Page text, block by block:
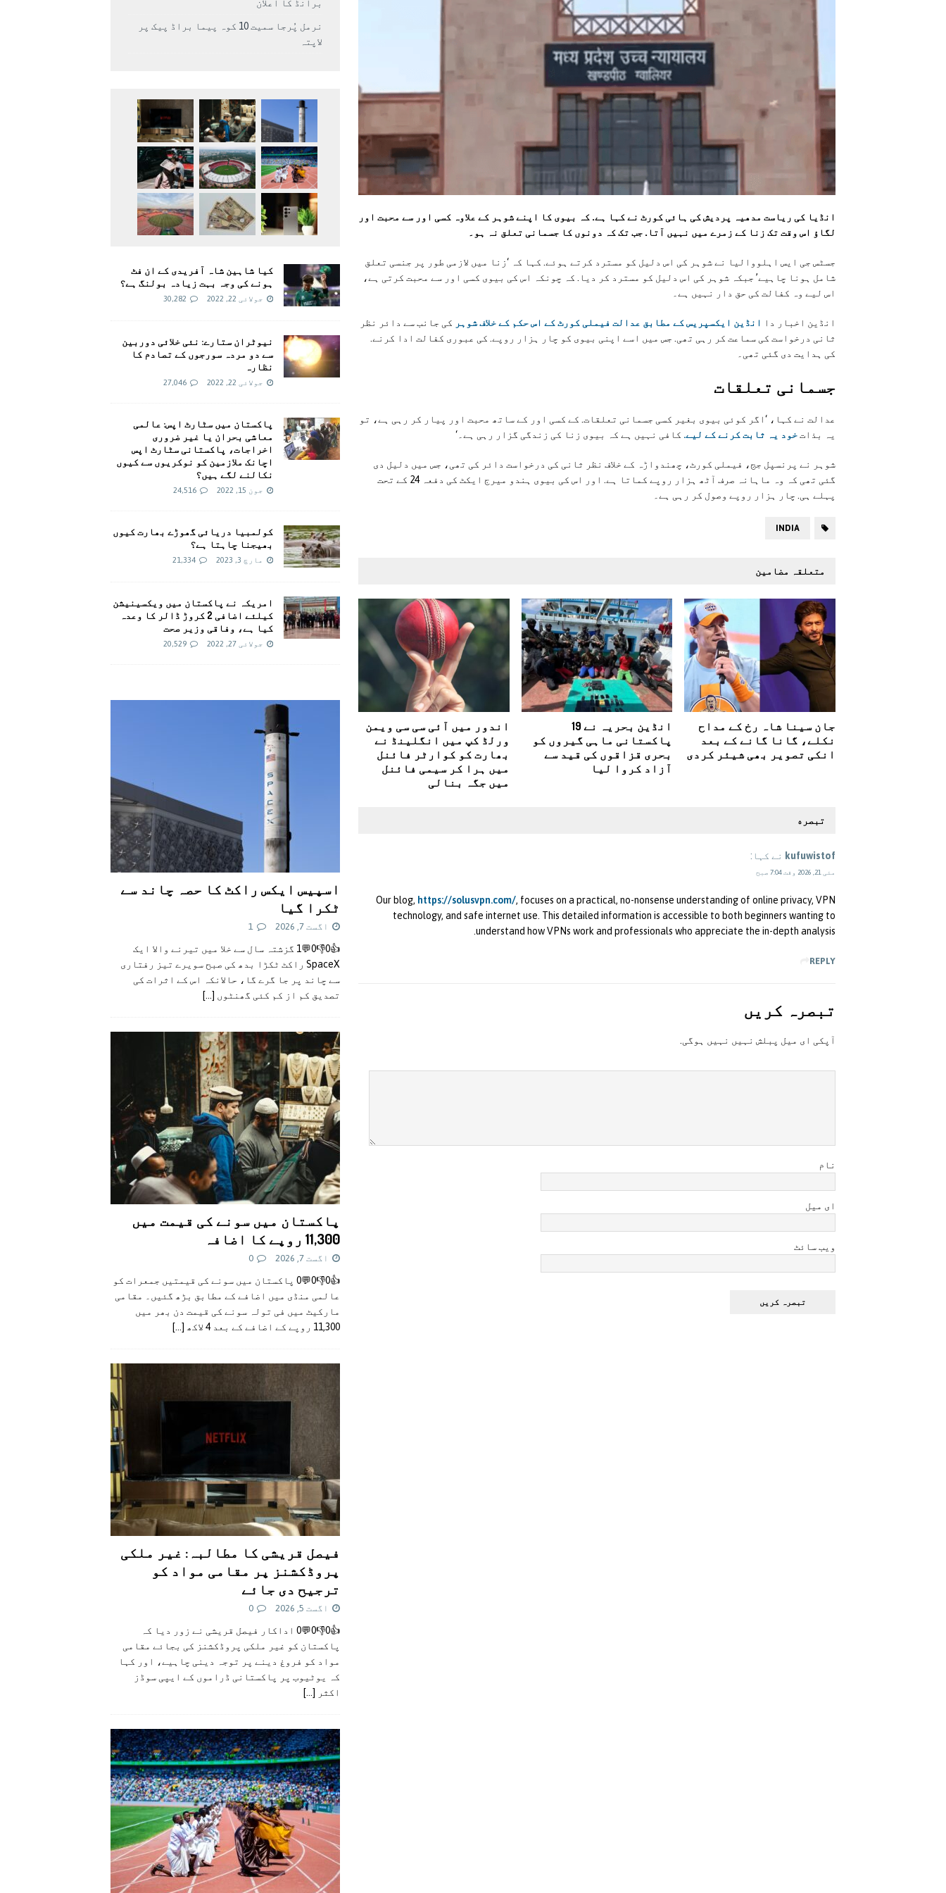
انڈیا کی ریاست مدھیہ پردیش کی ہائی کورٹ نے کہا ہے. کہ بیوی کا اپنے شوہر کے علاوہ کسی اور سے محبت اور
لگاؤ اس وقت تک زنا کے زمرے میں نہیں آتا. جب تک کہ دونوں کا جسمانی تعلق نہ ہو۔
جسٹس جی ایس اہلووالیا نے شوہر کی اس دلیل کو مسترد کرتے ہوئے. کہا کہ ‘زنا میں لازمی طور پر جنسی تعلق
شامل ہونا چاہیے’ جبکہ شوہر کی اس دلیل کو مسترد کر دیا. کہ چونکہ اس کی بیوی کسی اور سے محبت کرتی ہے،
اس لیے وہ کفالت کی حق دار نہیں ہے۔
انڈین اخبار دا انڈین ایکسپریس کے مطابق عدالت فیملی کورٹ کے اس حکم کے خلاف شوہر کی جانب سے دائر نظر
ثانی درخواست کی سماعت کر رہی تھی. جس میں اسے اپنی بیوی کو چار ہزار روپے. کی عبوری کفالت ادا کرنے.
کی ہدایت دی گئی تھی۔
جسمانی تعلقات
عدالت نے کہا، ‘اگر کوئی بیوی بغیر کسی جسمانی تعلقات. کے کسی اور کے ساتھ محبت اور پیار کر رہی ہے، تو
یہ بذاتخود یہ ثابت کرنے کے لیے. کافی نہیں ہے کہ بیوی زنا کی زندگی گزار رہی ہے۔‘
شوہر نے پرنسپل جج، فیملی کورٹ، چھندواڑہ کے خلاف نظر ثانی کی درخواست دائر کی تھی، جس میں دلیل دی
گئی تھی کہ وہ ماہانہ صرف آٹھ ہزار روپے کماتا ہے. اور اس کی بیوی ہندو میرج ایکٹ کی دفعہ 24 کے تحت
پہلے ہی. چار ہزار روپے وصول کر رہی ہے۔
INDIA
متعلقہ مضامین
جان سینا شاہ رخ کے مداح
نکلے، گانا گانے کے بعد
انکی تصویر بھی شیئر کردی
انڈین بحریہ نے 19
پاکستانی ماہی گیروں کو
بحری قزاقوں کی قید سے
آزاد کروا لیا
اندور میں آئی سی سی ویمن
ورلڈ کپ میں انگلینڈ نے
بھارت کو کوارٹر فائنل
میں ہرا کر سیمی فائنل
میں جگہ بنالی
تبصره
kufuwistof نے کہا:
مئی 21, 2026 وقت 7:04 صبح
Our blog, https://solusvpn.com/, focuses on a practical, no-nonsense understanding of online privacy, VPN
technology, and safe internet use. This detailed information is accessible to both beginners wanting to
understand how VPNs work and professionals who appreciate the in-depth analysis.
REPLY
تبصرہ کريں
آپکی ای ميل پبلش نہيں نہيں ہوگی.
نام
ای میل
ویب سائٹ
برانڈ کا اعلان
نرمل پُرجا سمیت 10 کوہ پیما براڈ پیک پر
لاپتہ
کیا شاہین شاہ آفریدی کے ان فٹ
ہونے کی وجہ بہت زیادہ بولنگ ہے؟
جولائی 22, 2022 30,282
نیوٹران ستارے: نئی خلائی دوربین
سے دو مردہ سورجوں کے تصادم کا
نظارہ
جولائی 22, 2022 27,046
پاکستان میں سٹارٹ اپس: عالمی
معاشی بحران یا غیر ضروری
اخراجات، پاکستانی سٹارٹ اپس
اچانک ملازمین کو نوکریوں سے کیوں
نکالنے لگے ہیں؟
جون 15, 2022 24,516
کولمبیا دریائی گھوڑے بھارت کیوں
بھیجنا چاہتا ہے؟
مارچ 3, 2023 21,334
امريکہ نے پاکستان میں ویکسینیشن
کیلئے اضافی 2 کروڑ ڈالر کا وعدہ
کیا ہے، وفاقی وزیر صحت
جولائی 27, 2022 20,529
اسپیس ایکس راکٹ کا حصہ چاند سے
ٹکرا گیا
اگست 7, 2026 1
👍0👎0💬1 گزشتہ سال سے خلا میں تیرنے والا ایک
SpaceX راکٹ ٹکڑا بدھ کی صبح سویرے تیز رفتاری
سے چاند پر جا گرے گا، حالانکہ اس کے اثرات کی
تصدیق کم از کم کئی گھنٹوں [...]
پاکستان میں سونے کی قیمت میں
11,300 روپے کا اضافہ
اگست 7, 2026 0
👍0👎0💬0 پاکستان میں سونے کی قیمتیں جمعرات کو
عالمی منڈی میں اضافے کے مطابق بڑھ گئیں۔ مقامی
مارکیٹ میں فی تولہ سونے کی قیمت دن بھر میں
11,300 روپے کے اضافے کے بعد 4 لاکھ
[...]
فیصل قریشی کا مطالبہ: غیر ملکی
پروڈکشنز پر مقامی مواد کو
ترجیح دی جائے
اگست 5, 2026 0
👍0👎0💬0 اداکار فیصل قریشی نے زور دیا کہ
پاکستان کو غیر ملکی پروڈکشنز کی بجائے مقامی
مواد کو فروغ دینے پر توجہ دینی چاہیے، اور کہا
کہ یوٹیوب پر پاکستانی ڈراموں کے ایپی سوڈز
اکثر
[...]